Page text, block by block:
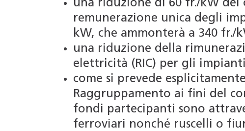
una riduzione di 60 fr./kW
remunerazione unica degli
kW, che ammonterà a 340 fr./
una riduzione della
elettricità (RIC) per gli
come si prevede
Raggruppamento ai fini del
fondi partecipanti sono
ferroviari nonché ruscelli o